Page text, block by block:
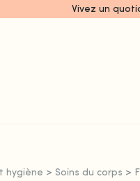
Vivez un
hygiène > Soins du corps >